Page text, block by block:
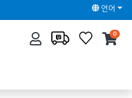
언어
0